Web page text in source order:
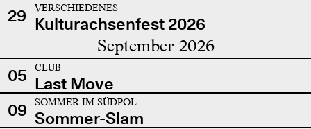
29 VERSCHIEDENES
Kulturachsenfest 2026
September 2026
05 CLUB
Last Move
09
SOMMER IM SÜDPOL
Sommer-Slam